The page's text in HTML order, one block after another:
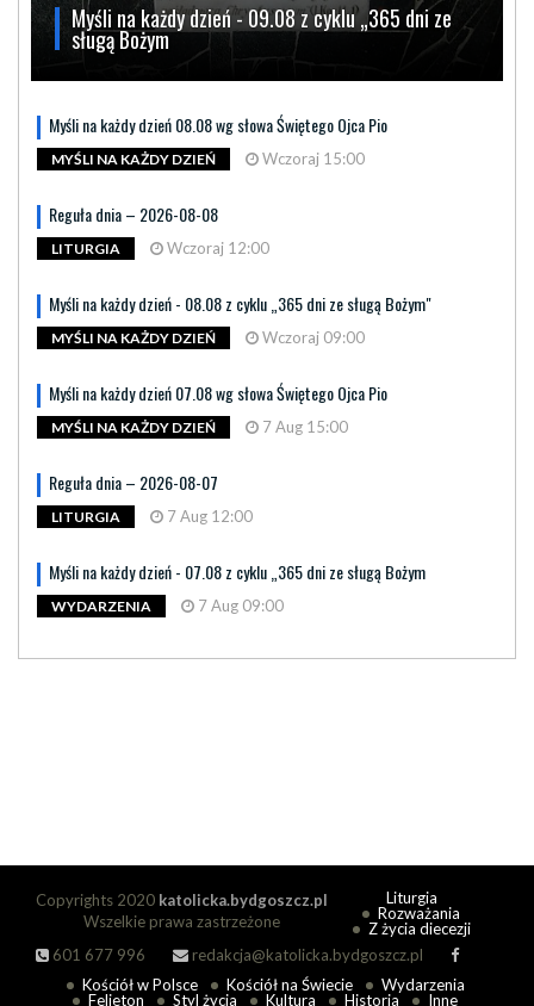
Myśli na każdy dzień - 09.08 z cyklu „365 dni ze
sługą Bożym
Myśli na każdy dzień 08.08 wg słowa Świętego Ojca Pio
MYŚLI NA KAŻDY DZIEŃ Wczoraj 15:00
Reguła dnia – 2026-08-08
LITURGIA Wczoraj 12:00
Myśli na każdy dzień - 08.08 z cyklu „365 dni ze sługą Bożym"
MYŚLI NA KAŻDY DZIEŃ Wczoraj 09:00
Myśli na każdy dzień 07.08 wg słowa Świętego Ojca Pio
MYŚLI NA KAŻDY DZIEŃ 7 Aug 15:00
Reguła dnia – 2026-08-07
LITURGIA 7 Aug 12:00
Myśli na każdy dzień - 07.08 z cyklu „365 dni ze sługą Bożym
WYDARZENIA 7 Aug 09:00
Copyrights 2020 katolicka.bydgoszcz.pl
Wszelkie prawa zastrzeżone
601 677 996
redakcja@katolicka.bydgoszcz.pl
Liturgia
Rozważania
Z życia diecezji
Kościół w Polsce Kościół na Świecie
Wydarzenia
Felieton
Styl życia Kultura Historia
Inne